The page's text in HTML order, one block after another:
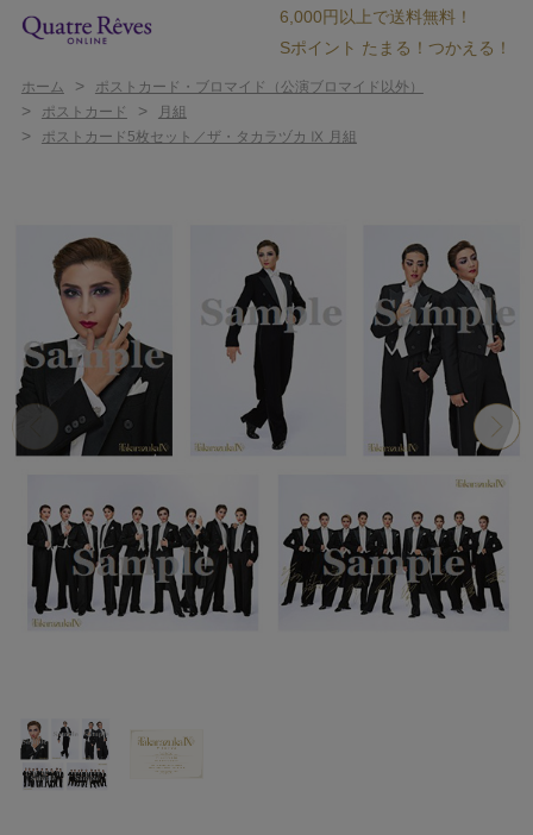
6,000円以上で送料無料！
Sポイント たまる！つかえる！
ホーム > ポストカード・ブロマイド（公演ブロマイド以外）
> ポストカード > 月組
> ポストカード5枚セット／ザ・タカラヅカ Ⅸ 月組